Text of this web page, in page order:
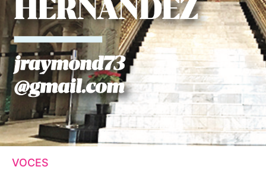
VOCES